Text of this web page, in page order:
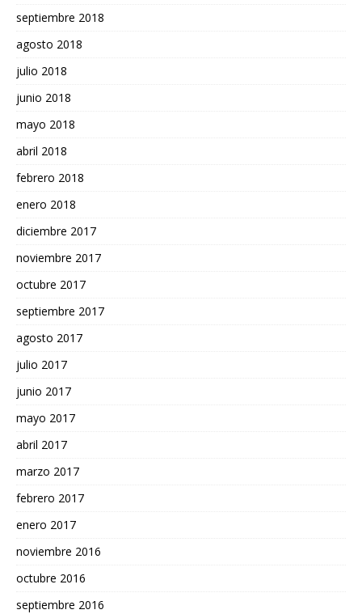
septiembre 2018
agosto 2018
julio 2018
junio 2018
mayo 2018
abril 2018
febrero 2018
enero 2018
diciembre 2017
noviembre 2017
octubre 2017
septiembre 2017
agosto 2017
julio 2017
junio 2017
mayo 2017
abril 2017
marzo 2017
febrero 2017
enero 2017
noviembre 2016
octubre 2016
septiembre 2016